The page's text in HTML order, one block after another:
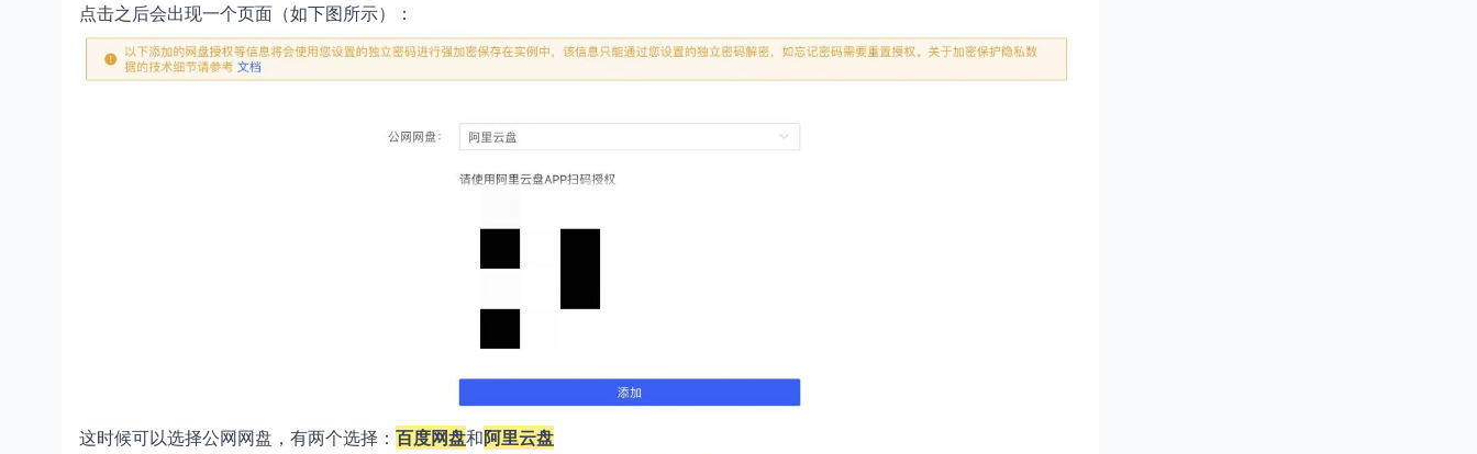
点击之后会出现一个页面（如下图所示）：
这时候可以选择公网网盘，有两个选择： 百度网盘和阿里云盘